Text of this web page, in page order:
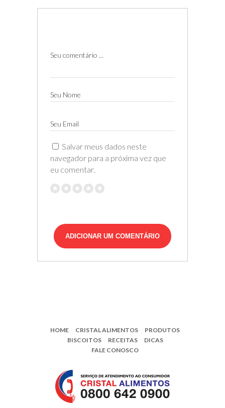
Seu comentário ...
Seu Nome
Seu Email
Salvar meus dados neste
navegador para a próxima vez que
eu comentar.
HOME CRISTAL ALIMENTOS
PRODUTOS
BISCOITOS
RECEITAS
DICAS
FALE CONOSCO